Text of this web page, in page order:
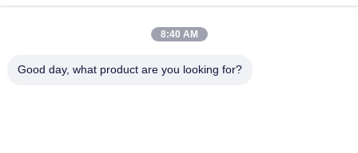
padraic@huayumachine.cn
8:40 AM
Good day, what product are you looking for?